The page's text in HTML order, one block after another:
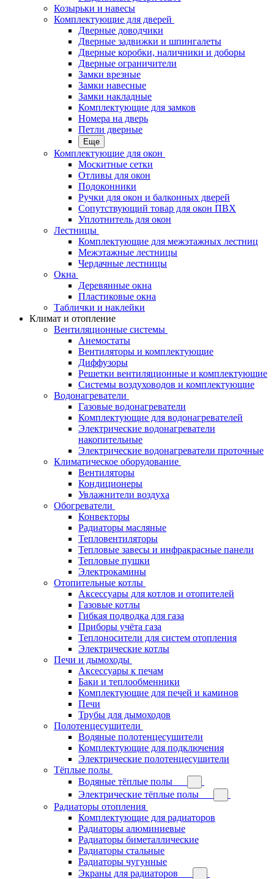
Козырьки и навесы
Комплектующие для дверей
Дверные доводчики
Дверные задвижки и шпингалеты
Дверные коробки, наличники и доборы
Дверные ограничители
Замки врезные
Замки навесные
Замки накладные
Комплектующие для замков
Номера на дверь
Петли дверные
Еще
Комплектующие для окон
Москитные сетки
Отливы для окон
Подоконники
Ручки для окон и балконных дверей
Сопутствующий товар для окон ПВХ
Уплотнитель для окон
Лестницы
Комплектующие для межэтажных лестниц
Межэтажные лестницы
Чердачные лестницы
Окна
Деревянные окна
Пластиковые окна
Таблички и наклейки
Климат и отопление
Вентиляционные системы
Анемостаты
Вентиляторы и комплектующие
Диффузоры
Решетки вентиляционные и комплектующие
Системы воздуховодов и комплектующие
Водонагреватели
Газовые водонагреватели
Комплектующие для водонагревателей
Электрические водонагреватели
накопительные
Электрические водонагреватели проточные
Климатическое оборудование
Вентиляторы
Кондиционеры
Увлажнители воздуха
Обогреватели
Конвекторы
Радиаторы масляные
Тепловентиляторы
Тепловые завесы и инфракрасные панели
Тепловые пушки
Электрокамины
Отопительные котлы
Аксессуары для котлов и отопителей
Газовые котлы
Гибкая подводка для газа
Приборы учёта газа
Теплоносители для систем отопления
Электрические котлы
Печи и дымоходы
Аксессуары к печам
Баки и теплообменники
Комплектующие для печей и каминов
Печи
Трубы для дымоходов
Полотенцесушители
Водяные полотенцесушители
Комплектующие для подключения
Электрические полотенцесушители
Тёплые полы
Водяные тёплые полы
Электрические тёплые полы
Радиаторы отопления
Комплектующие для радиаторов
Радиаторы алюминиевые
Радиаторы биметаллические
Радиаторы стальные
Радиаторы чугунные
Экраны для радиаторов